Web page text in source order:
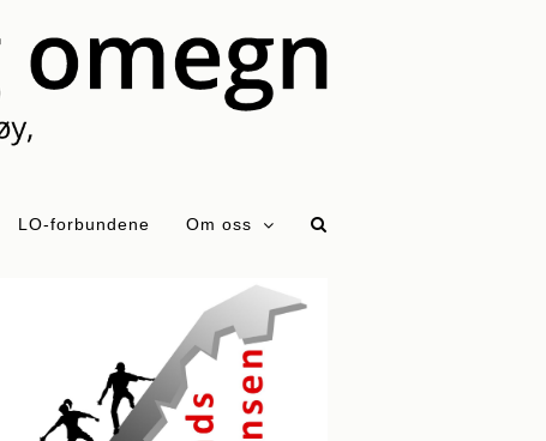
LO-forbundene Om oss